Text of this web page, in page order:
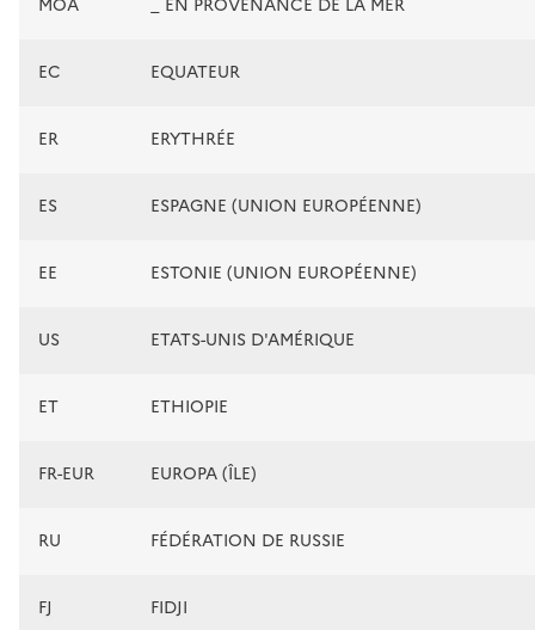
EC EQUATEUR
ER ERYTHRÉE
ES ESPAGNE (UNION EUROPÉENNE)
EE ESTONIE (UNION EUROPÉENNE)
US ETATS-UNIS D'AMÉRIQUE
ET ETHIOPIE
FR-EUR EUROPA (ÎLE)
RU FÉDÉRATION DE RUSSIE
FJ FIDJI